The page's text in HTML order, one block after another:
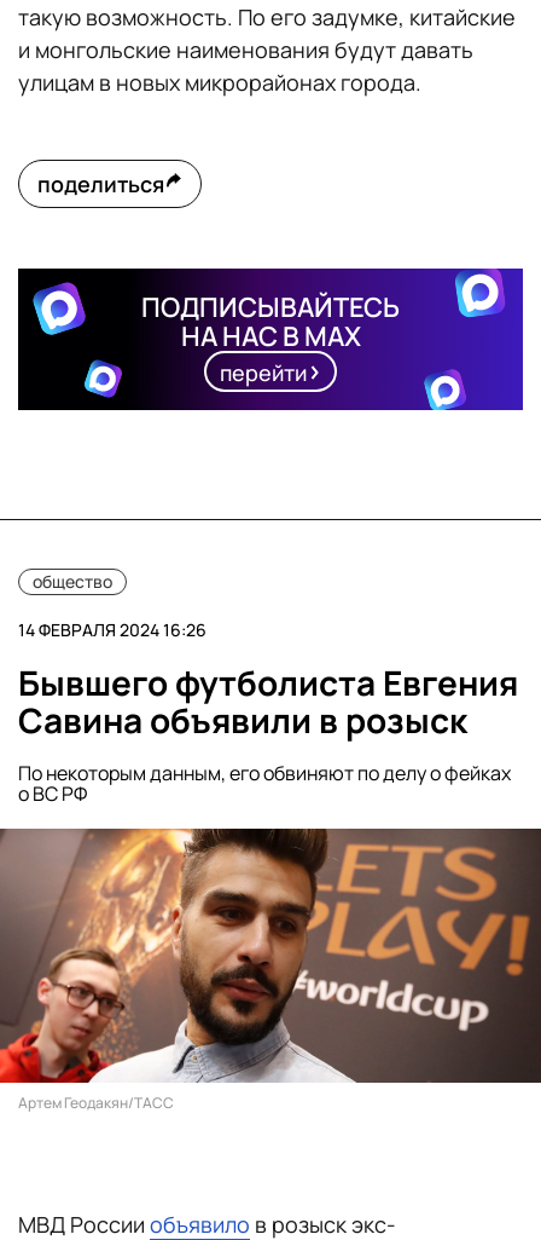
такую возможность. По его задумке, китайские
и монгольские наименования будут давать
улицам в новых микрорайонах города.
поделиться
ПОДПИСЫВАЙТЕСЬ
НА НАС В MAX
перейти
общество
14 ФЕВРАЛЯ 2024 16:26
Бывшего футболиста Евгения
Савина объявили в розыск
По некоторым данным, его обвиняют по делу о фейках
о ВС РФ
Артем Геодакян/ТАСС
МВД России объявило в розыск экс-